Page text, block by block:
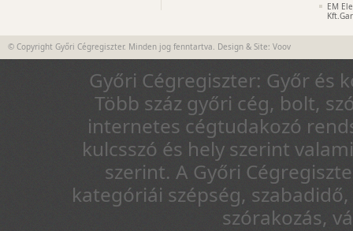
EM
© Copyright Győri Cégregiszter. Minden jog fenntartva. Design & Site: Voov
Győri Cégregiszter: Győr és
Több száz győri cég, bolt,
internetes cégtudakozó
kulcsszó és hely szerint
szerint. A Győri
kategóriái szépség,
szórakozás,